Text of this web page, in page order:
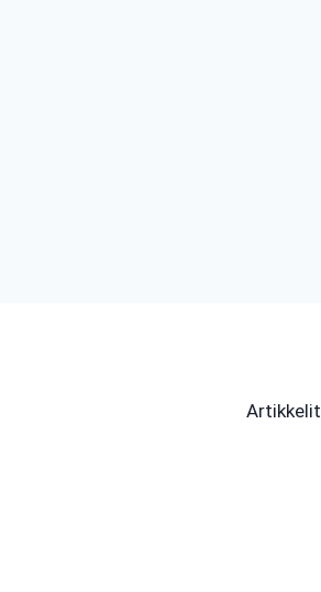
Artikkelit